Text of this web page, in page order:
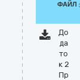
ФАЙЛ
До
да
то
к 2
Пр